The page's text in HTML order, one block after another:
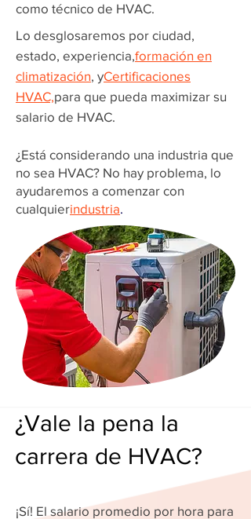
como técnico de HVAC.
Lo desglosaremos por ciudad,
estado, experiencia,formación en
climatización, yCertificaciones
HVAC,para que pueda maximizar su
salario de HVAC.
¿Está considerando una industria que
no sea HVAC? No hay problema, lo
ayudaremos a comenzar con
cualquierindustria.
¿Vale la pena la
carrera de HVAC?
¡Sí! El salario promedio por hora para